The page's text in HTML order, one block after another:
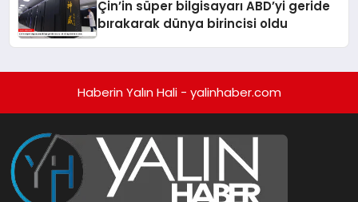
Çin’in süper bilgisayarı ABD’yi geride
bırakarak dünya birincisi oldu
Haberin Yalın Hali - yalinhaber.com